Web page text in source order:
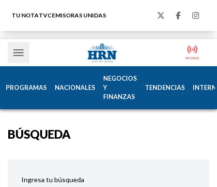
TU NOTATVCEMISORAS UNIDAS
PROGRAMAS NACIONALES
NEGOCIOS
Y
FINANZAS
TENDENCIAS
BÚSQUEDA
Ingresa tu búsqueda